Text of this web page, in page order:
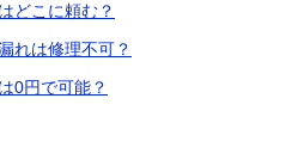
どこに頼む？
れは修理不可？
0円で可能？